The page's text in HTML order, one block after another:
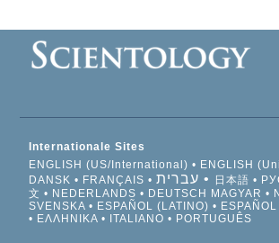
Internationale Sites
ENGLISH (US/International)
ENGLISH
DANSK
FRANÇAIS עברית 日本語
文
NEDERLANDS DEUTSCH MAGYAR
SVENSKA
ESPAÑOL (LATINO)
ΕΛΛΗΝΙΚA
ITALIANO PORTUGUÊS